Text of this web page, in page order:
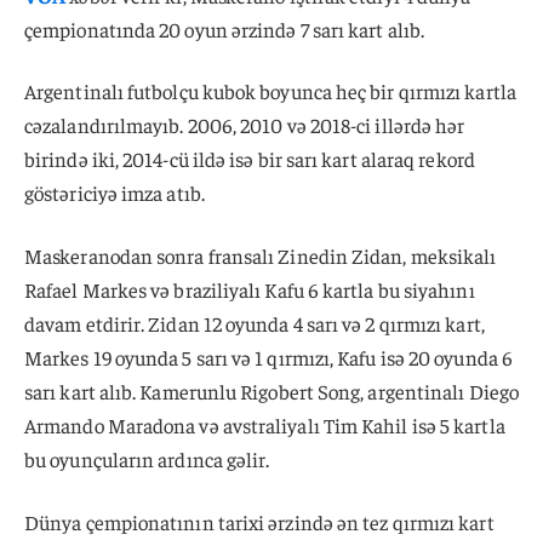
çempionatında 20 oyun ərzində 7 sarı kart alıb.
Argentinalı futbolçu kubok boyunca heç bir qırmızı kartla
cəzalandırılmayıb. 2006, 2010 və 2018-ci illərdə hər
birində iki, 2014-cü ildə isə bir sarı kart alaraq rekord
göstəriciyə imza atıb.
Maskeranodan sonra fransalı Zinedin Zidan, meksikalı
Rafael Markes və braziliyalı Kafu 6 kartla bu siyahını
davam etdirir. Zidan 12 oyunda 4 sarı və 2 qırmızı kart,
Markes 19 oyunda 5 sarı və 1 qırmızı, Kafu isə 20 oyunda 6
sarı kart alıb. Kamerunlu Rigobert Song, argentinalı Diego
Armando Maradona və avstraliyalı Tim Kahil isə 5 kartla
bu oyunçuların ardınca gəlir.
Dünya çempionatının tarixi ərzində ən tez qırmızı kart